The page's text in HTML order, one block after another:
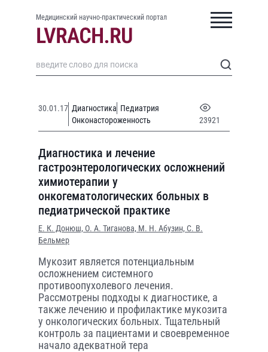
Медицинский научно-практический портал
30.01.17 Диагностика Педиатрия
Онконастороженность
23921
Диагностика и лечение
гастроэнтерологических осложнений
химиотерапии у
онкогематологических больных в
педиатрической практике
Е. К. Донюш, О. А. Тиганова, М. Н. Абузин, С. В.
Бельмер
Мукозит является потенциальным
осложнением системного
противоопухолевого лечения.
Рассмотрены подходы к диагностике, а
также лечению и профилактике мукозита
у онкологических больных. Тщательный
контроль за пациентами и своевременное
начало адекватной тера